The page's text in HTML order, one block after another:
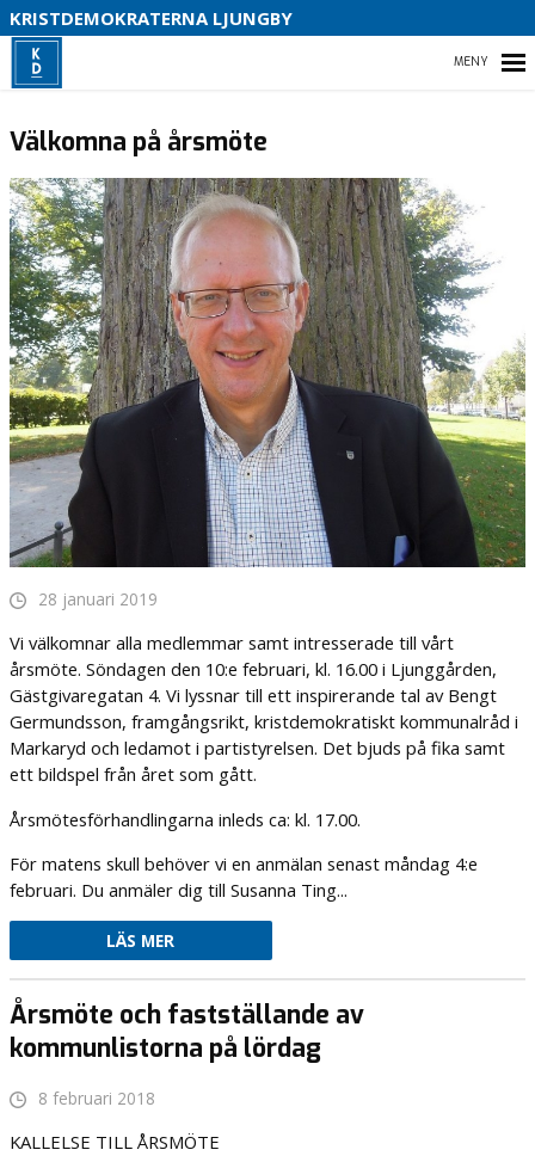
KRISTDEMOKRATERNA LJUNGBY
KRISTDEMOKRATERNA I LJUNGBY
VÅR POLITIK
KOMMUNLISTAN 2026
Välkomna på årsmöte
28 januari 2019
Vi välkomnar alla medlemmar samt intresserade till vårt
årsmöte. Söndagen den 10:e februari, kl. 16.00 i Ljunggården,
Gästgivaregatan 4. Vi lyssnar till ett inspirerande tal av Bengt
Germundsson, framgångsrikt, kristdemokratiskt kommunalråd i
Markaryd och ledamot i partistyrelsen. Det bjuds på fika samt
ett bildspel från året som gått.
Årsmötesförhandlingarna inleds ca: kl. 17.00.
För matens skull behöver vi en anmälan senast måndag 4:e
februari. Du anmäler dig till Susanna Ting...
LÄS MER
Årsmöte och fastställande av
kommunlistorna på lördag
8 februari 2018
KALLELSE TILL ÅRSMÖTE